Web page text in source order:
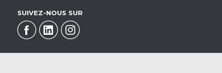
SUIVEZ-NOUS SUR